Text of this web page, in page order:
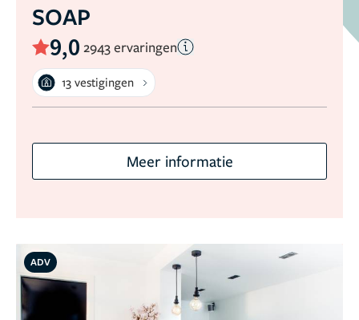
SOAP
9,0 2943 ervaringen
13 vestigingen
Meer informatie
ADV